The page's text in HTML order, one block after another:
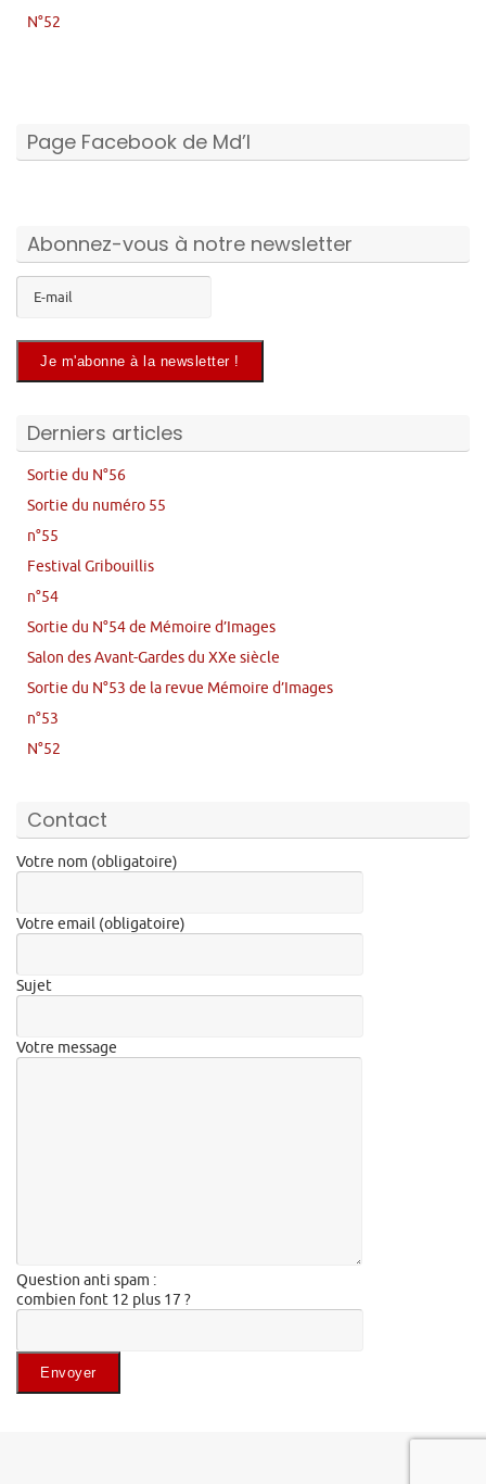
N°52
Page Facebook de Md’I
Abonnez-vous à notre newsletter
Derniers articles
Sortie du N°56
Sortie du numéro 55
n°55
Festival Gribouillis
n°54
Sortie du N°54 de Mémoire d’Images
Salon des Avant-Gardes du XXe siècle
Sortie du N°53 de la revue Mémoire d’Images
n°53
N°52
Contact
Votre nom (obligatoire)
Votre email (obligatoire)
Sujet
Votre message
Question anti spam :
combien font 12 plus 17 ?